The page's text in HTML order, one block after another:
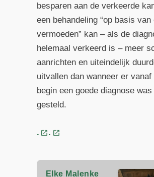
besparen aan de verkeerde
een behandeling “op basis van
vermoeden” kan – als de
helemaal verkeerd is – meer
aanrichten en uiteindelijk
uitvallen dan wanneer er vanaf
begin een goede diagnose was
gesteld.
. .
Elke Malenke